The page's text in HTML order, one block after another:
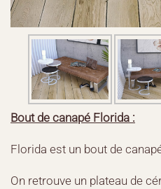
Bout de canapé Florida :
Florida est un bout de
On retrouve un plateau de